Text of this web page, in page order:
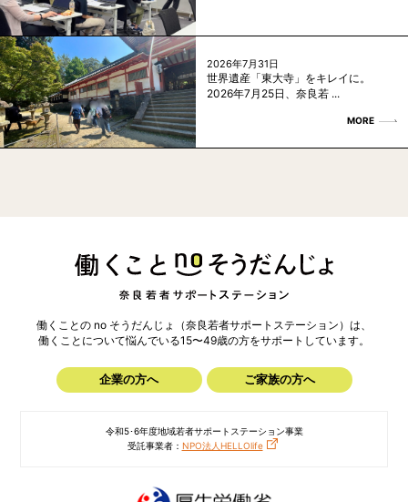
2026年7月31日
世界遺産「東大寺」をキレイに。
2026年7月25日、奈良若 ...
MORE
働くことの no そうだんじょ（奈良若者サポートステーション）は、
働くことについて悩んでいる15〜49歳の方をサポートしています。
企業の方へ ご家族の方へ
令和5･6年度地域若者サポートステーション事業
受託事業者： NPO法人HELLOlife